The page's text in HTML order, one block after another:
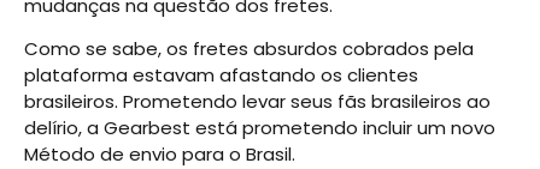
mudanças na questão dos fretes.
Como se sabe, os fretes absurdos cobrados pela
plataforma estavam afastando os clientes
brasileiros. Prometendo levar seus fãs brasileiros ao
delírio, a Gearbest está prometendo incluir um novo
Método de envio para o Brasil.